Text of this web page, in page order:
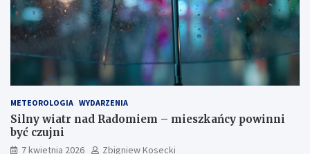
METEOROLOGIA WYDARZENIA
Silny wiatr nad Radomiem – mieszkańcy powinni
być czujni
7 kwietnia 2026
Zbigniew Kosecki